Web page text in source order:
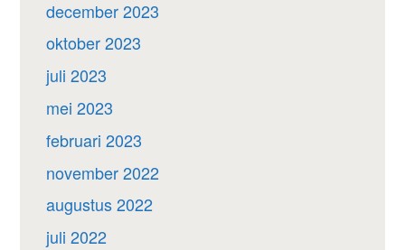
december 2023
oktober 2023
juli 2023
mei 2023
februari 2023
november 2022
augustus 2022
juli 2022